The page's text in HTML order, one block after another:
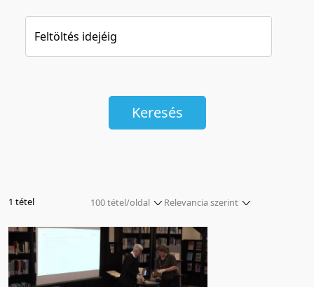
Feltöltés idejéig
Keresés
Relevancia szerint
Relevancia szerint
Kezdés/felvétel dátuma szerint
Kezdés/felvétel dátuma szerint
1 tétel
100 tétel/oldal
5 tétel/oldal
10 tétel/oldal
20 tétel/oldal